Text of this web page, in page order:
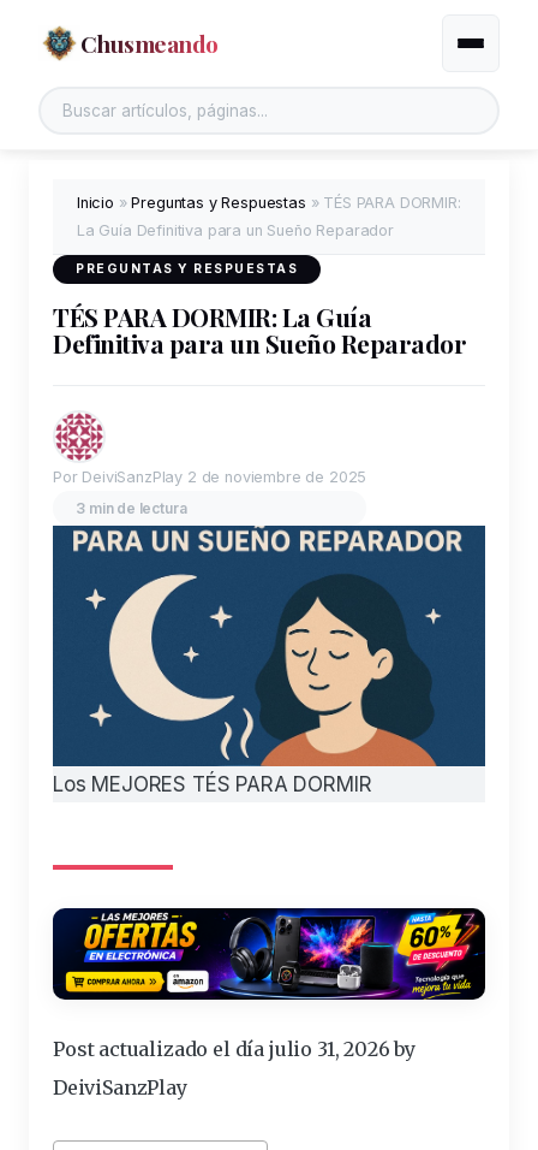
Chusmeando
Buscar en el sitio
Alternar
Inicio »Preguntas y Respuestas » TÉS PARA DORMIR:
La Guía Definitiva para un Sueño Reparador
PREGUNTAS Y RESPUESTAS
TÉS PARA DORMIR: La Guía
Definitiva para un Sueño Reparador
Por DeiviSanzPlay 2 de noviembre de 2025
3 min de lectura
Los MEJORES TÉS PARA DORMIR
Post actualizado el día julio 31, 2026 by
DeiviSanzPlay